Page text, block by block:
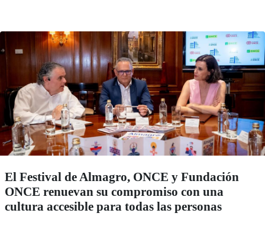
El Festival de Almagro, ONCE y Fundación
ONCE renuevan su compromiso con una
cultura accesible para todas las personas